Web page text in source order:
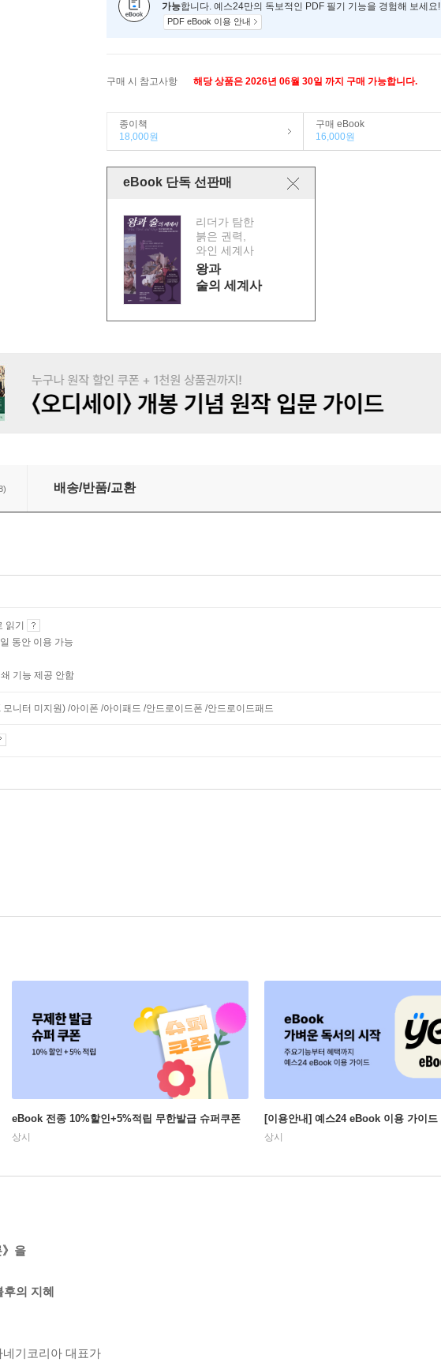
가능합니다. 예스24만의 독보적인 PDF 필기 기능을 경험해 보세요!
PDF eBook 이용 안내
구매 시 참고사항 해당 상품은 2026년 06월 30일 까지 구매 가능합니다.
종이책
18,000원
구매 eBook
16,000원
eBook 단독 선판매
리더가 탐한
붉은 권력,
와인 세계사
왕과
술의 세계사
배송/반품/교환
읽기
동안 이용 가능
기능 제공 안함
니터 미지원) /아이폰 /아이패드 /안드로이드폰 /안드로이드패드
eBook 전종 10%할인+5%적립 무한발급 슈퍼쿠폰
상시
[이용안내] 예스24 eBook 이용 가이드
상시
을
의 지혜
기코리아 대표가